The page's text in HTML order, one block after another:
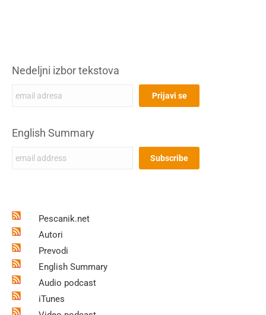
Nedeljni izbor tekstova
English Summary
Pescanik.net
Autori
Prevodi
English Summary
Audio podcast
iTunes